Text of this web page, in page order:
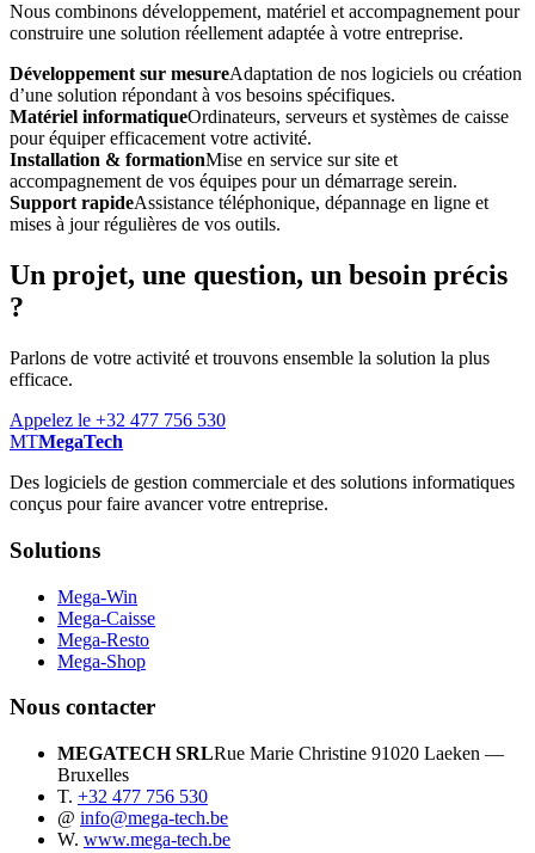
Nous combinons développement, matériel et accompagnement pour
construire une solution réellement adaptée à votre entreprise.
Développement sur mesureAdaptation de nos logiciels ou création
d’une solution répondant à vos besoins spécifiques.
Matériel informatiqueOrdinateurs, serveurs et systèmes de caisse
pour équiper efficacement votre activité.
Installation & formationMise en service sur site et
accompagnement de vos équipes pour un démarrage serein.
Support rapideAssistance téléphonique, dépannage en ligne et
mises à jour régulières de vos outils.
Un projet, une question, un besoin précis
?
Parlons de votre activité et trouvons ensemble la solution la plus
efficace.
Appelez le +32 477 756 530
MTMegaTech
Des logiciels de gestion commerciale et des solutions informatiques
conçus pour faire avancer votre entreprise.
Solutions
Mega-Win
Mega-Caisse
Mega-Resto
Mega-Shop
Nous contacter
MEGATECH SRLRue Marie Christine 91020 Laeken —
Bruxelles
T. +32 477 756 530
@ info@mega-tech.be
W. www.mega-tech.be